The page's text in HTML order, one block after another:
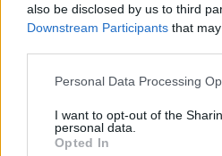
also be disclosed by us to third
Downstream Participants that
Please note that this website/app
not limited to your visit or usage
grant or deny consent to Google
use your data for below specified
Personal Data Processing
I want to opt-out of the
personal data.
Opted In
Itt az újabb jele, hogy